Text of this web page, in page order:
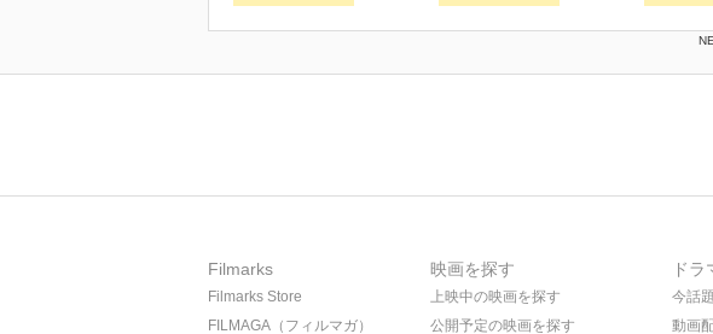
Filmarks
Filmarks Store
FILMAGA（フィルマガ）
映画を探す
上映中の映画を探す
公開予定の映画を探す
ドラ
今話
動画